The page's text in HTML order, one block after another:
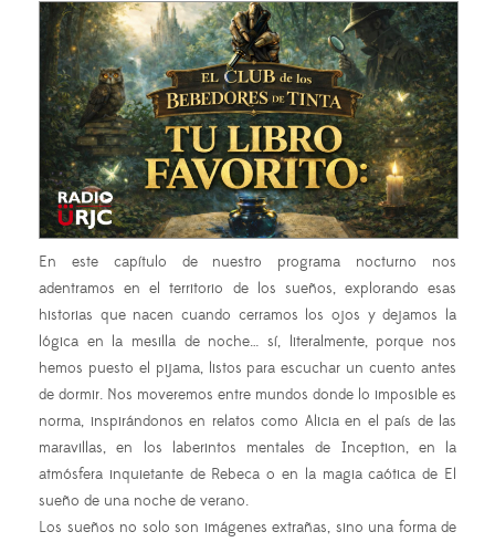
En este capítulo de nuestro programa nocturno nos
adentramos en el territorio de los sueños, explorando esas
historias que nacen cuando cerramos los ojos y dejamos la
lógica en la mesilla de noche… sí, literalmente, porque nos
hemos puesto el pijama, listos para escuchar un cuento antes
de dormir. Nos moveremos entre mundos donde lo imposible es
norma, inspirándonos en relatos como Alicia en el país de las
maravillas, en los laberintos mentales de Inception, en la
atmósfera inquietante de Rebeca o en la magia caótica de El
sueño de una noche de verano.
Los sueños no solo son imágenes extrañas, sino una forma de